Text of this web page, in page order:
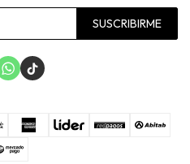
SUSCRIBIRME
 